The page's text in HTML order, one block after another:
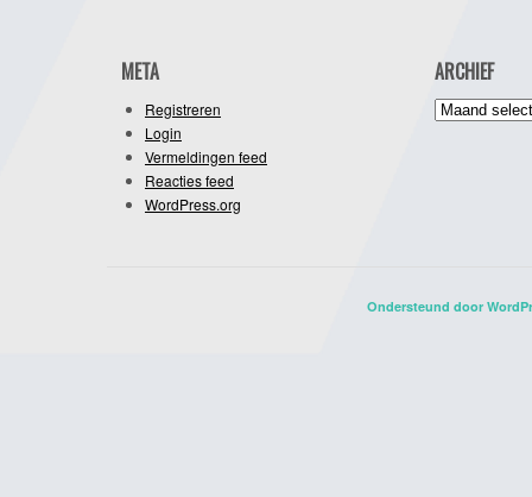
META
Registreren
Login
Vermeldingen feed
Reacties feed
WordPress.org
ARCHIEF
Archief
Ondersteund door